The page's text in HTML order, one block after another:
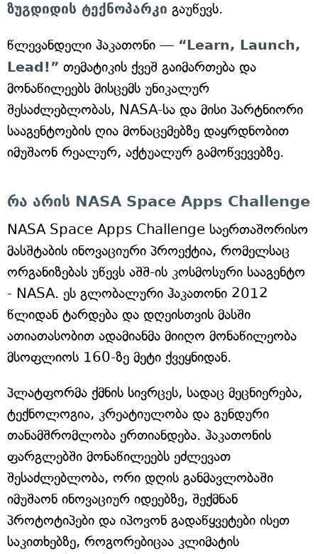
ზუგდიდის ტექნოპარკი გაუწევს.
წლევანდელი ჰაკათონი — “Learn, Launch,
Lead!” თემატიკის ქვეშ გაიმართება და
მონაწილეებს მისცემს უნიკალურ
შესაძლებლობას, NASA-სა და მისი პარტნიორი
სააგენტოების ღია მონაცემებზე დაყრდნობით
იმუშაონ რეალურ, აქტუალურ გამოწვევებზე.
რა არის NASA Space Apps Challenge
NASA Space Apps Challenge საერთაშორისო
მასშტაბის ინოვაციური პროექტია, რომელსაც
ორგანიზებას უწევს აშშ-ის კოსმოსური სააგენტო
- NASA. ეს გლობალური ჰაკათონი 2012
წლიდან ტარდება და დღეისთვის მასში
ათიათასობით ადამიანმა მიიღო მონაწილეობა
მსოფლიოს 160-ზე მეტი ქვეყნიდან.
პლატფორმა ქმნის სივრცეს, სადაც მეცნიერება,
ტექნოლოგია, კრეატიულობა და გუნდური
თანამშრომლობა ერთიანდება. ჰაკათონის
ფარგლებში მონაწილეებს ეძლევათ
შესაძლებლობა, ორი დღის განმავლობაში
იმუშაონ ინოვაციურ იდეებზე, შექმნან
პროტოტიპები და იპოვონ გადაწყვეტები ისეთ
საკითხებზე, როგორებიცაა კლიმატის